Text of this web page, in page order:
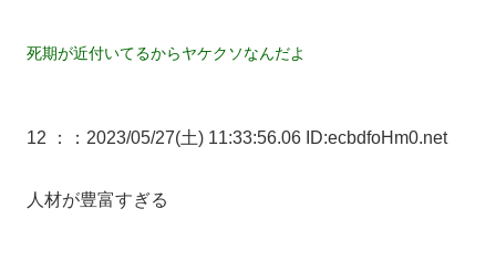
死期が近付いてるからヤケクソなんだよ
12 ： ：2023/05/27(土) 11:33:56.06 ID:ecbdfoHm0.net
人材が豊富すぎる